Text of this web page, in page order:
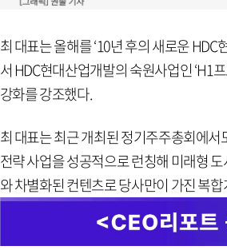
최 대표는 올해를 ‘10년 후의 새로운
서 HDC현대산업개발의 숙원사업인 ‘H1
강화를 강조했다.
최 대표는 최근 개최된 정기주주총회에
전략 사업을 성공적으로 런칭해 미래형
와 차별화된 컨텐츠로 당사만이 가진 복